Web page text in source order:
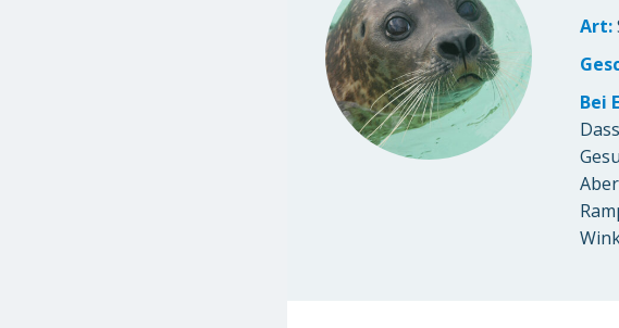
Art:
Bei